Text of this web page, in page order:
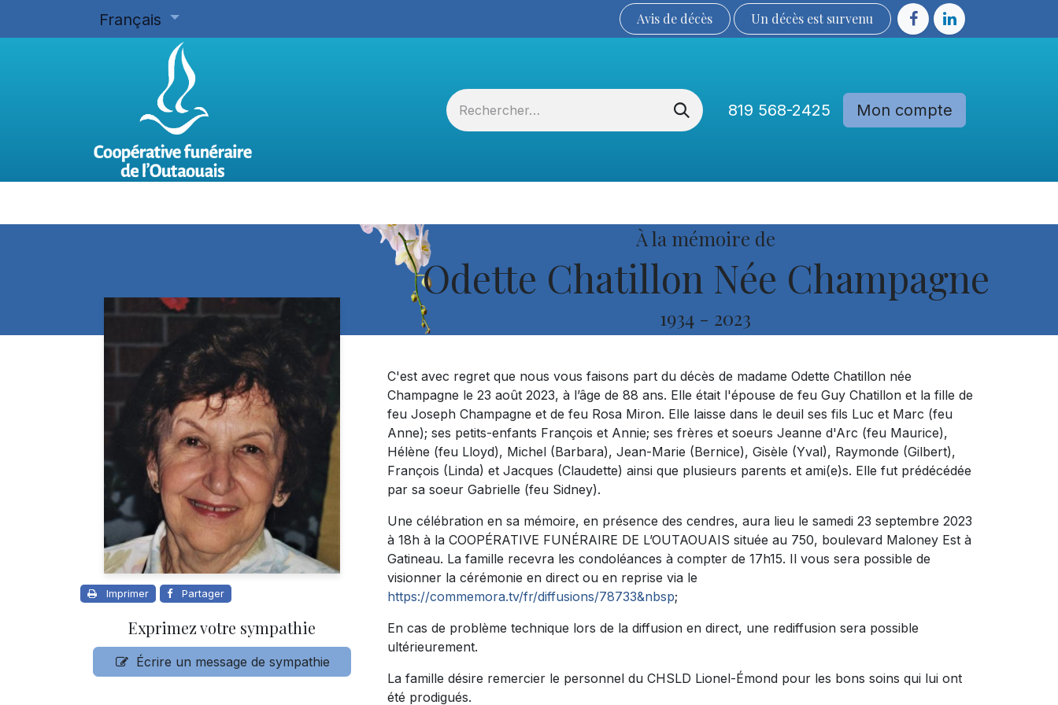
Français Avis de décès Un décès est sur​​​​​​​​ve​nu​​​​​​​​​​
819 568-2425 Mon compte
À la mémoire de
Odette Chatillon Née Champagne
1934 - 2023
Imprimer Partager
Exprimez votre sympathie
Écrire un message de sympathie
C'est avec regret que nous vous faisons part du décès de madame Odette Chatillon née
Champagne le 23 août 2023, à l’âge de 88 ans. Elle était l'épouse de feu Guy Chatillon et la fille de
feu Joseph Champagne et de feu Rosa Miron. Elle laisse dans le deuil ses fils Luc et Marc (feu
Anne); ses petits-enfants François et Annie; ses frères et soeurs Jeanne d'Arc (feu Maurice),
Hélène (feu Lloyd), Michel (Barbara), Jean-Marie (Bernice), Gisèle (Yval), Raymonde (Gilbert),
François (Linda) et Jacques (Claudette) ainsi que plusieurs parents et ami(e)s. Elle fut prédécédée
par sa soeur Gabrielle (feu Sidney).
Une célébration en sa mémoire, en présence des cendres, aura lieu le samedi 23 septembre 2023
à 18h à la COOPÉRATIVE FUNÉRAIRE DE L’OUTAOUAIS située au 750, boulevard Maloney Est à
Gatineau. La famille recevra les condoléances à compter de 17h15. Il vous sera possible de
visionner la cérémonie en direct ou en reprise via le
https://commemora.tv/fr/diffusions/78733&nbsp;
En cas de problème technique lors de la diffusion en direct, une rediffusion sera possible
ultérieurement.
La famille désire remercier le personnel du CHSLD Lionel-Émond pour les bons soins qui lui ont
été prodigués.